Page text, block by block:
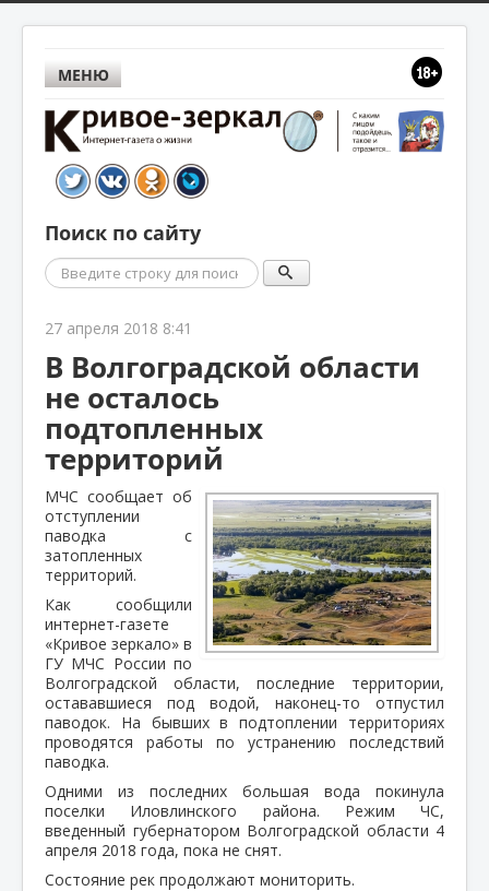
МЕНЮ
Поиск по сайту
Поиск
27 апреля 2018 8:41
В Волгоградской области
не осталось
подтопленных
территорий
МЧС сообщает об
отступлении
паводка с
затопленных
территорий.
Как сообщили
интернет-газете
«Кривое зеркало» в
ГУ МЧС России по
Волгоградской области, последние территории,
остававшиеся под водой, наконец-то отпустил
паводок. На бывших в подтоплении территориях
проводятся работы по устранению последствий
паводка.
Одними из последних большая вода покинула
поселки Иловлинского района. Режим ЧС,
введенный губернатором Волгоградской области 4
апреля 2018 года, пока не снят.
Состояние рек продолжают мониторить.